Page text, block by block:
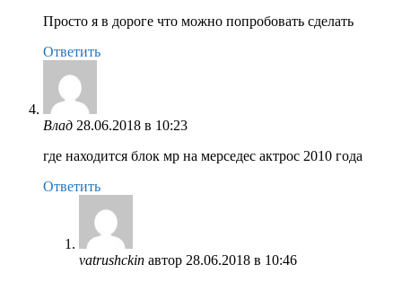
Просто я в дороге что можно попробовать сделать
Ответить
Влад 28.06.2018 в 10:23
где находится блок мр на мерседес актрос 2010 года
Ответить
vatrushckin автор 28.06.2018 в 10:46